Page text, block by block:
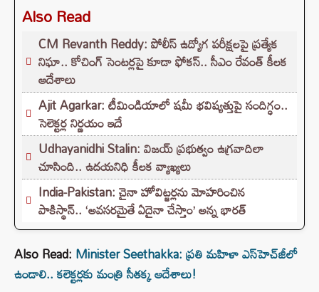
Also Read
CM Revanth Reddy: పోలీస్ ఉద్యోగ పరీక్షలపై ప్రత్యేక
నిఘా.. కోచింగ్ సెంటర్లపై కూడా ఫోకస్.. సీఎం రేవంత్ కీలక
ఆదేశాలు
Ajit Agarkar: టీమిండియాలో షమీ భవిష్యత్తుపై సందిగ్ధం..
సెలెక్టర్ల నిర్ణయం ఇదే
Udhayanidhi Stalin: విజయ్ ప్రభుత్వం ఉగ్రవాదిలా
చూసింది.. ఉదయనిధి కీలక వ్యాఖ్యలు
India-Pakistan: చైనా హోవిట్జర్లను మోహరించిన
పాకిస్థాన్.. ‘అవసరమైతే ఏదైనా చేస్తాం’ అన్న భారత్
Also Read: Minister Seethakka: ప్ర‌తి మ‌హిళా ఎస్‌హెచ్‌జీలో
ఉండాలి.. క‌లెక్ట‌ర్లకు మంత్రి సీతక్క ఆదేశాలు!